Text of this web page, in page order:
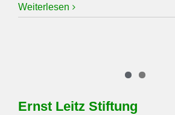
Weiterlesen
Ernst Leitz Stiftung